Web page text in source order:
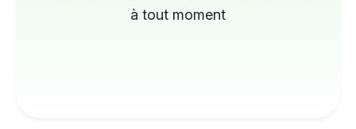
à tout moment